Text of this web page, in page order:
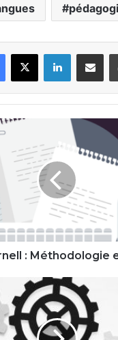
Facebook
X LinkedinPartager
: Méthodologie